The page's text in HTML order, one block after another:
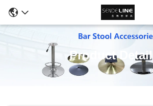
Product Details